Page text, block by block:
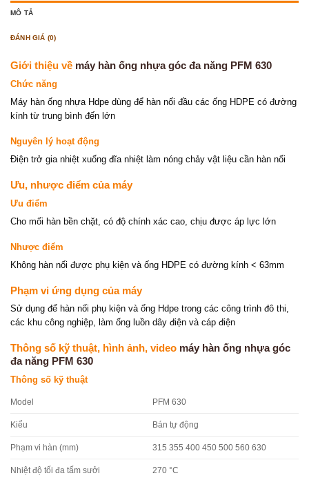
MÔ TẢ
ĐÁNH GIÁ (0)
Giới thiệu về máy hàn ống nhựa góc đa năng PFM 630
Chức năng
Máy hàn ống nhựa Hdpe dùng để hàn nối đầu các ống HDPE có đường
kính từ trung bình đến lớn
Nguyên lý hoạt động
Điện trở gia nhiệt xuống đĩa nhiệt làm nóng chảy vật liệu cần hàn nối
Ưu, nhược điểm của máy
Ưu điểm
Cho mối hàn bền chặt, có độ chính xác cao, chịu được áp lực lớn
Nhược điểm
Không hàn nối được phụ kiện và ống HDPE có đường kính < 63mm
Phạm vi ứng dụng của máy
Sử dụng để hàn nối phụ kiện và ống Hdpe trong các công trình đô thi,
các khu công nghiệp, làm ống luồn dây điện và cáp điện
Thông số kỹ thuật, hình ảnh, video máy hàn ống nhựa góc
đa năng PFM 630
Thông số kỹ thuật
Model PFM 630
Kiểu Bán tự động
Phạm vi hàn (mm) 315 355 400 450 500 560 630
Nhiệt độ tối đa tấm sưởi 270 °C